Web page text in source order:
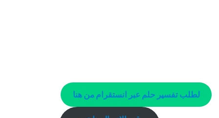
لطلب تفسير حلم عبر انستقرام من هنا